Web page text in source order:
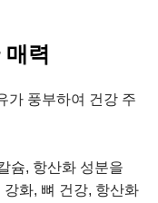
력
가 풍부하여 건강 주
슘, 항산화 성분을
화, 뼈 건강, 항산화